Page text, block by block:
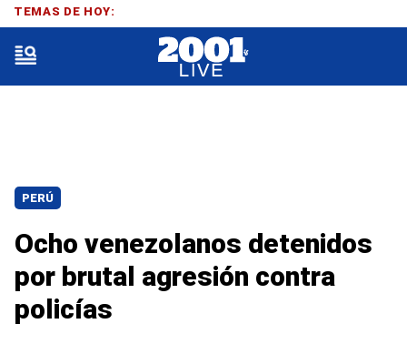
PERÚ
Ocho venezolanos detenidos
por brutal agresión contra
policías
TEMAS DE HOY: